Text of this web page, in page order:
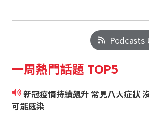
Podcasts
一周熱門話題 TOP5
新冠疫情持續飆升 常見八大症狀 沒發燒也
可能感染